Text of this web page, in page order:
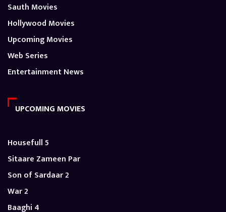
Sauth Movies
Hollywood Movies
Upcoming Movies
Web Series
Entertainment News
UPCOMING MOVIES
Housefull 5
Sitaare Zameen Par
Son of Sardaar 2
War 2
Baaghi 4